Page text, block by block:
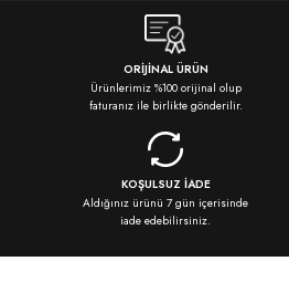
ederiz.
görüntülenemiyor.
bulunuyor.
pahalı.
olmalı.
ORİJİNAL ÜRÜN
Ürünlerimiz %100 orijinal olup
faturanız ile birlikte gönderilir.
KOŞULSUZ İADE
Aldığınız ürünü 7 gün içerisinde
iade edebilirsiniz.